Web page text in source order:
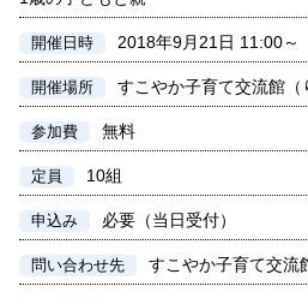
開催日時 2018年9月21日 11:00～
開催場所 すこやか子育て交流館（
参加費 無料
定員 10組
申込み 必要（当日受付）
問い合わせ先 すこやか子育て交流